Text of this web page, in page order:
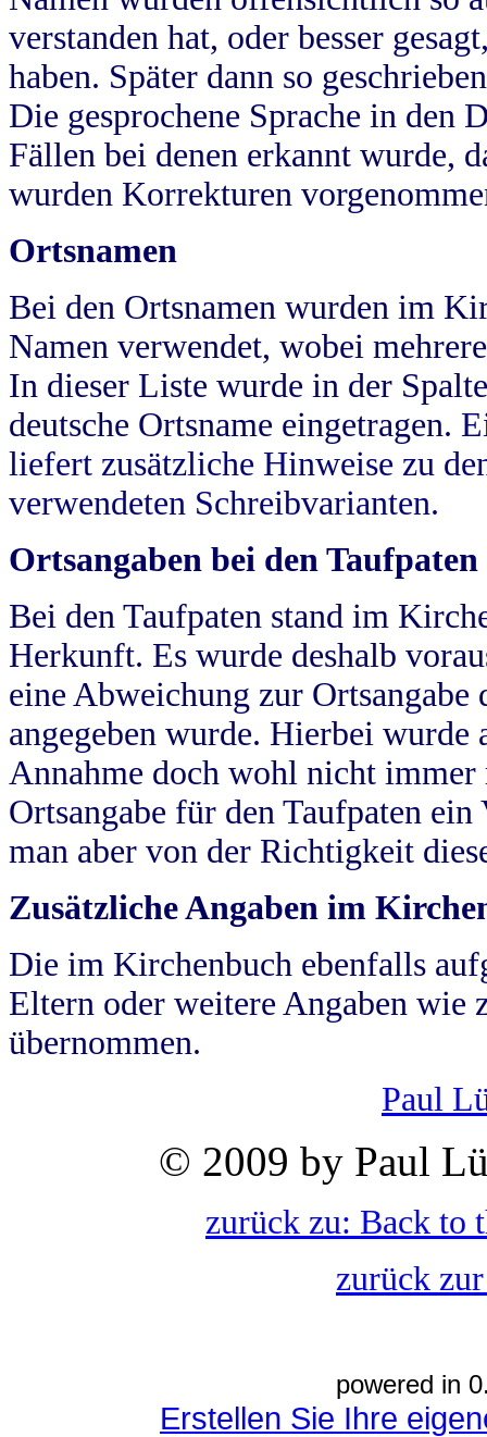
verstanden hat, oder besser
haben. Später dann so
Die gesprochene Sprache in
Fällen bei denen erkannt wurde,
wurden Korrekturen
Ortsnamen
Bei den Ortsnamen wurden im
Namen verwendet, wobei
In dieser Liste wurde in der
deutsche Ortsname eingetragen.
liefert zusätzliche Hinweise zu
verwendeten Schreibvarianten.
Ortsangaben bei den Taufpaten
Bei den Taufpaten stand im
Herkunft. Es wurde deshalb
eine Abweichung zur
angegeben wurde. Hierbei wurde
Annahme doch wohl nicht
Ortsangabe für den Taufpaten
man aber von der Richtigkeit
Zusätzliche Angaben im
Die im Kirchenbuch ebenfalls
Eltern oder weitere Angaben wie
übernommen.
Paul
© 2009 by Paul
zurück zu: Back to
zurück
powered in
Erstellen Sie Ihre